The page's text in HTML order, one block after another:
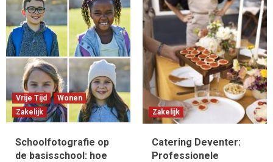
Vrije Tijd
Wonen
Zakelijk
Schoolfotografie op
de basisschool: hoe
Zakelijk
Catering Deventer:
Professionele